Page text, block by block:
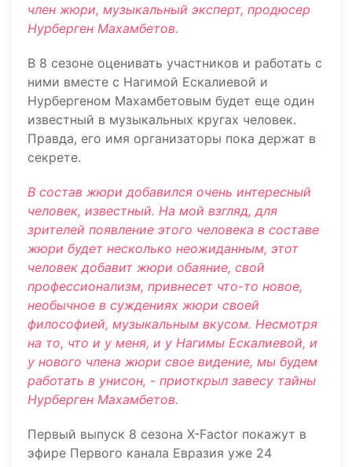
член жюри, музыкальный эксперт, продюсер
Нурберген Махамбетов.
В 8 сезоне оценивать участников и работать с
ними вместе с Нагимой Ескалиевой и
Нурбергеном Махамбетовым будет еще один
известный в музыкальных кругах человек.
Правда, его имя организаторы пока держат в
секрете.
В состав жюри добавился очень интересный
человек, известный. На мой взгляд, для
зрителей появление этого человека в составе
жюри будет несколько неожиданным, этот
человек добавит жюри обаяние, свой
профессионализм, привнесет что-то новое,
необычное в суждениях жюри своей
философией, музыкальным вкусом. Несмотря
на то, что и у меня, и у Нагимы Ескалиевой, и
у нового члена жюри свое видение, мы будем
работать в унисон, - приоткрыл завесу тайны
Нурберген Махамбетов.
Первый выпуск 8 сезона X-Factor покажут в
эфире Первого канала Евразия уже 24